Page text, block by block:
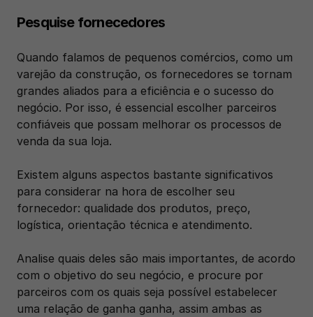
Pesquise fornecedores
Quando falamos de pequenos comércios, como um
varejão da construção, os fornecedores se tornam
grandes aliados para a eficiência e o sucesso do
negócio. Por isso, é essencial escolher parceiros
confiáveis que possam melhorar os processos de
venda da sua loja.
Existem alguns aspectos bastante significativos
para considerar na hora de escolher seu
fornecedor: qualidade dos produtos, preço,
logística, orientação técnica e atendimento.
Analise quais deles são mais importantes, de acordo
com o objetivo do seu negócio, e procure por
parceiros com os quais seja possível estabelecer
uma relação de ganha ganha, assim ambas as